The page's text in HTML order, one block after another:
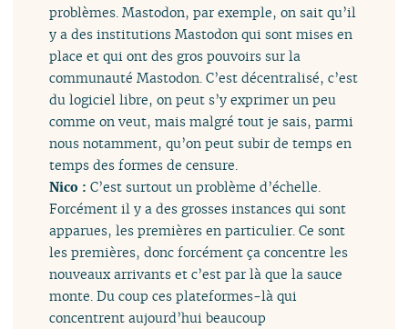
problèmes. Mastodon, par exemple, on sait qu’il
y a des institutions Mastodon qui sont mises en
place et qui ont des gros pouvoirs sur la
communauté Mastodon. C’est décentralisé, c’est
du logiciel libre, on peut s’y exprimer un peu
comme on veut, mais malgré tout je sais, parmi
nous notamment, qu’on peut subir de temps en
temps des formes de censure.
Nico :C’est surtout un problème d’échelle.
Forcément il y a des grosses instances qui sont
apparues, les premières en particulier. Ce sont
les premières, donc forcément ça concentre les
nouveaux arrivants et c’est par là que la sauce
monte. Du coup ces plateformes-là qui
concentrent aujourd’hui beaucoup